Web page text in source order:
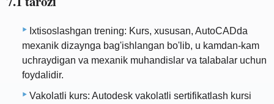
Ixtisoslashgan trening: Kurs, xususan, AutoCADda
mexanik dizaynga bag'ishlangan bo'lib, u kamdan-kam
uchraydigan va mexanik muhandislar va talabalar uchun
foydalidir.
Vakolatli kurs: Autodesk vakolatli sertifikatlash kursi